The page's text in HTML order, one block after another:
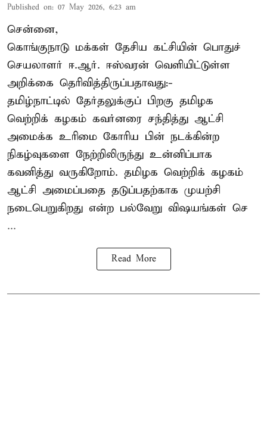
Published on: 07 May 2026, 6:23 am
சென்னை,
கொங்குநாடு மக்கள் தேசிய கட்சியின் பொதுச்
செயலாளர் ஈ.ஆர். ஈஸ்வரன் வெளியிட்டுள்ள
அறிக்கை தெரிவித்திருப்பதாவது:-
தமிழ்நாட்டில் தேர்தலுக்குப் பிறகு தமிழக
வெற்றிக் கழகம் கவர்னரை சந்தித்து ஆட்சி
அமைக்க உரிமை கோரிய பின் நடக்கின்ற
நிகழ்வுகளை நேற்றிலிருந்து உன்னிப்பாக
கவனித்து வருகிறோம். தமிழக வெற்றிக் கழகம்
ஆட்சி அமைப்பதை தடுப்பதற்காக முயற்சி
நடைபெறுகிறது என்ற பல்வேறு விஷயங்கள் செ
...
Read More